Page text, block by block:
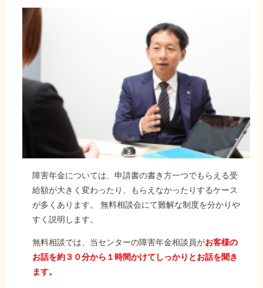
障害年金については、申請書の書き方一つでもらえる受
給額が大きく変わったり、もらえなかったりするケース
が多くあります。 無料相談会にて難解な制度を分かりや
すく説明します。
無料相談では、当センターの障害年金相談員がお客様の
お話を約３０分から１時間かけてしっかりとお話を聞き
ます。